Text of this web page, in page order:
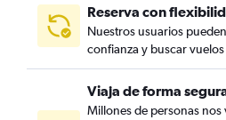
Reserva con
Nuestros usuarios
confianza y buscar
Viaja de forma
Millones de personas nos